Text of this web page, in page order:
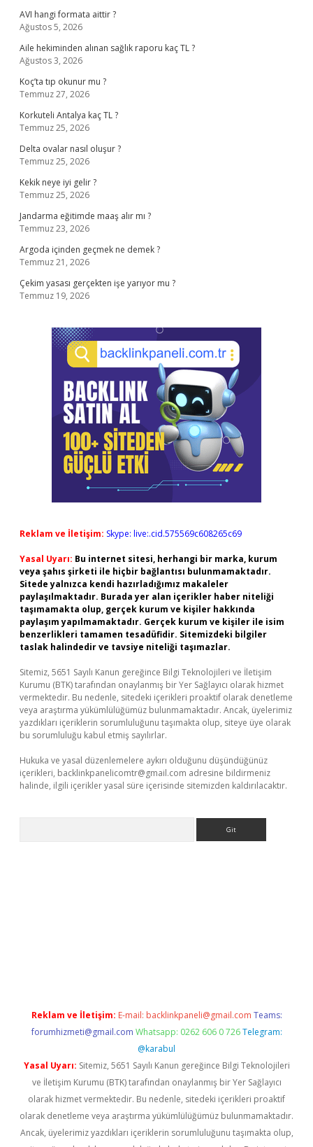
AVI hangi formata aittir ?
Ağustos 5, 2026
Aile hekiminden alınan sağlık raporu kaç TL ?
Ağustos 3, 2026
Koç’ta tıp okunur mu ?
Temmuz 27, 2026
Korkuteli Antalya kaç TL ?
Temmuz 25, 2026
Delta ovalar nasıl oluşur ?
Temmuz 25, 2026
Kekik neye iyi gelir ?
Temmuz 25, 2026
Jandarma eğitimde maaş alır mı ?
Temmuz 23, 2026
Argoda içinden geçmek ne demek ?
Temmuz 21, 2026
Çekim yasası gerçekten işe yarıyor mu ?
Temmuz 19, 2026
Reklam ve İletişim: Skype: live:.cid.575569c608265c69
Yasal Uyarı: Bu internet sitesi, herhangi bir marka, kurum
veya şahıs şirketi ile hiçbir bağlantısı bulunmamaktadır.
Sitede yalnızca kendi hazırladığımız makaleler
paylaşılmaktadır. Burada yer alan içerikler haber niteliği
taşımamakta olup, gerçek kurum ve kişiler hakkında
paylaşım yapılmamaktadır. Gerçek kurum ve kişiler ile isim
benzerlikleri tamamen tesadüfidir. Sitemizdeki bilgiler
taslak halindedir ve tavsiye niteliği taşımazlar.
Sitemiz, 5651 Sayılı Kanun gereğince Bilgi Teknolojileri ve İletişim
Kurumu (BTK) tarafından onaylanmış bir Yer Sağlayıcı olarak hizmet
vermektedir. Bu nedenle, sitedeki içerikleri proaktif olarak denetleme
veya araştırma yükümlülüğümüz bulunmamaktadır. Ancak, üyelerimiz
yazdıkları içeriklerin sorumluluğunu taşımakta olup, siteye üye olarak
bu sorumluluğu kabul etmiş sayılırlar.
Hukuka ve yasal düzenlemelere aykırı olduğunu düşündüğünüz
içerikleri, backlinkpanelicomtr@gmail.com adresine bildirmeniz
halinde, ilgili içerikler yasal süre içerisinde sitemizden kaldırılacaktır.
Reklam ve İletişim: E-mail: backlinkpaneli@gmail.com Teams:
forumhizmeti@gmail.com Whatsapp: 0262 606 0 726 Telegram:
@karabul
Yasal Uyarı: Sitemiz, 5651 Sayılı Kanun gereğince Bilgi Teknolojileri
ve İletişim Kurumu (BTK) tarafından onaylanmış bir Yer Sağlayıcı
olarak hizmet vermektedir. Bu nedenle, sitedeki içerikleri proaktif
olarak denetleme veya araştırma yükümlülüğümüz bulunmamaktadır.
Ancak, üyelerimiz yazdıkları içeriklerin sorumluluğunu taşımakta olup,